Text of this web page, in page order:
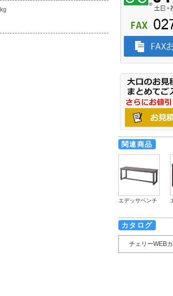
関連商品
エデッサベンチ
カタログ
チェリーWEB